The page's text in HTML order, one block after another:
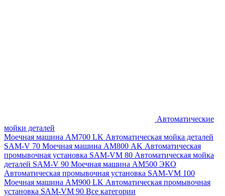
Автоматические
мойки деталей
Моечная машина AM700 LK Автоматическая мойка деталей
SAM-V 70 Моечная машина АМ800 AK Автоматическая
промывочная установка SAM-VM 80 Автоматическая мойка
деталей SAM-V 90 Моечная машина АМ500 ЭКО
Автоматическая промывочная установка SAM-VM 100
Моечная машина AM900 LK Автоматическая промывочная
установка SAM-VM 90 Все категории